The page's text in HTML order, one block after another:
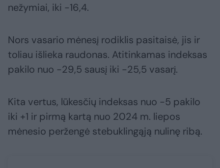
nežymiai, iki -16,4.
Nors vasario mėnesį rodiklis pasitaisė, jis ir
toliau išlieka raudonas. Atitinkamas indeksas
pakilo nuo -29,5 sausį iki -25,5 vasarį.
Kita vertus, lūkesčių indeksas nuo -5 pakilo
iki +1 ir pirmą kartą nuo 2024 m. liepos
mėnesio peržengė stebuklingąją nulinę ribą.